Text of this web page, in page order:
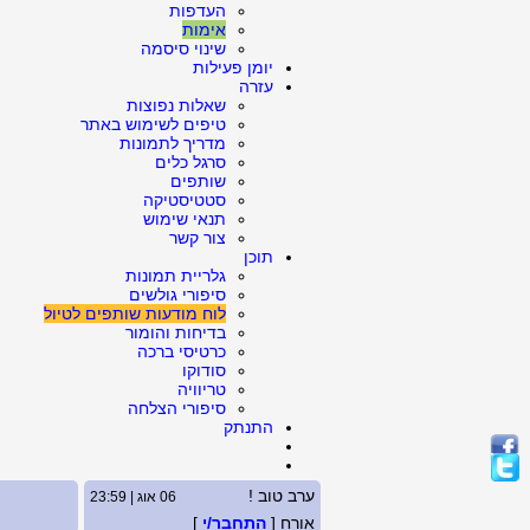
העדפות
אימות
שינוי סיסמה
יומן פעילות
עזרה
שאלות נפוצות
טיפים לשימוש באתר
מדריך לתמונות
סרגל כלים
שותפים
סטטיסטיקה
תנאי שימוש
צור קשר
תוכן
גלריית תמונות
סיפורי גולשים
לוח מודעות שותפים לטיול
בדיחות והומור
כרטיסי ברכה
סודוקו
טריוויה
סיפורי הצלחה
התנתק
ערב טוב ! 06 אוג | 23:59
אורח [ התחבר/י ]